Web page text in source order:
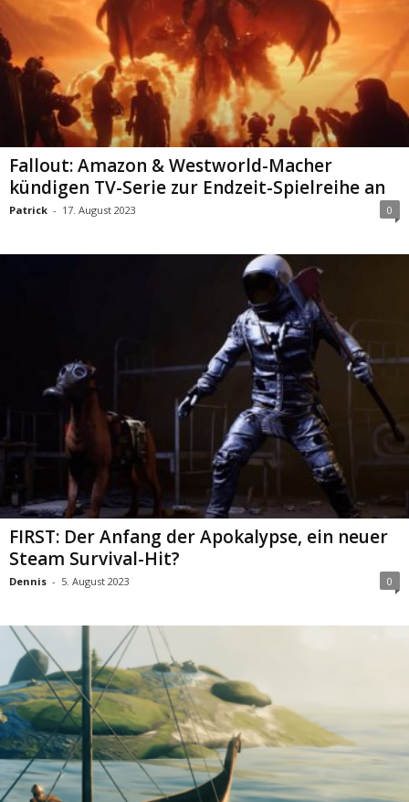
Fallout: Amazon & Westworld-Macher
kündigen TV-Serie zur Endzeit-Spielreihe an
Patrick - 17. August 2023 0
FIRST: Der Anfang der Apokalypse, ein neuer
Steam Survival-Hit?
Dennis - 5. August 2023 0